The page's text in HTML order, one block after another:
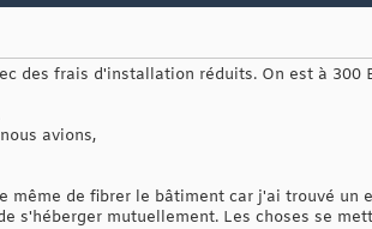
des frais d'installation réduits. On est à 300
avions,
de fibrer le bâtiment car j'ai trouvé un
s'héberger mutuellement. Les choses se